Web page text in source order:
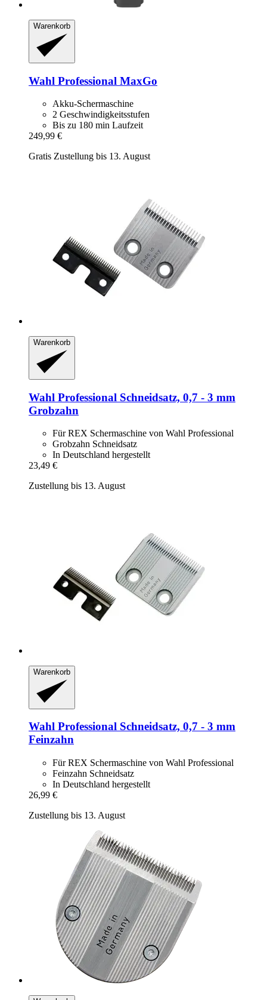
Warenkorb
Wahl Professional MaxGo
Akku-Schermaschine
2 Geschwindigkeitsstufen
Bis zu 180 min Laufzeit
249,99 €
Gratis Zustellung bis 13. August
Warenkorb
Wahl Professional Schneidsatz, 0,7 -​ 3 mm
Grobzahn
Für REX Schermaschine von Wahl Professional
Grobzahn Schneidsatz
In Deutschland hergestellt
23,49 €
Zustellung bis 13. August
Warenkorb
Wahl Professional Schneidsatz, 0,7 -​ 3 mm
Feinzahn
Für REX Schermaschine von Wahl Professional
Feinzahn Schneidsatz
In Deutschland hergestellt
26,99 €
Zustellung bis 13. August